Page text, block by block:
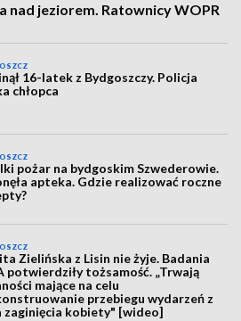
nad jeziorem. Ratownicy WOPR
16-latek z Bydgoszczy. Policja
chłopca
pożar na bydgoskim Szwederowie.
apteka. Gdzie realizować roczne
Zielińska z Lisin nie żyje. Badania
potwierdziły tożsamość. „Trwają
mające na celu
przebiegu wydarzeń z
zaginięcia kobiety" [wideo]